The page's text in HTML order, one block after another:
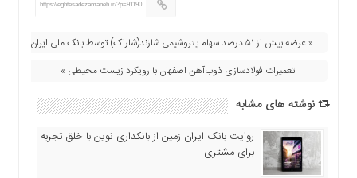
سایت
اقتصادی
فرهنگ
https://eghtesadezamaneh.ir/?p=91190
« عرضه بیش از ۵۱ درصد سهام پتروشیمی شازند(شاراک) توسط بانک ملی ایران
تعمیرات فولادسازی ذوب‌آهن اصفهان با رویكرد زیست محیطی »
نوشته های مشابه
روایت بانک ایران زمین از بانکداری نوین با خلق تجربه
برای مشتری